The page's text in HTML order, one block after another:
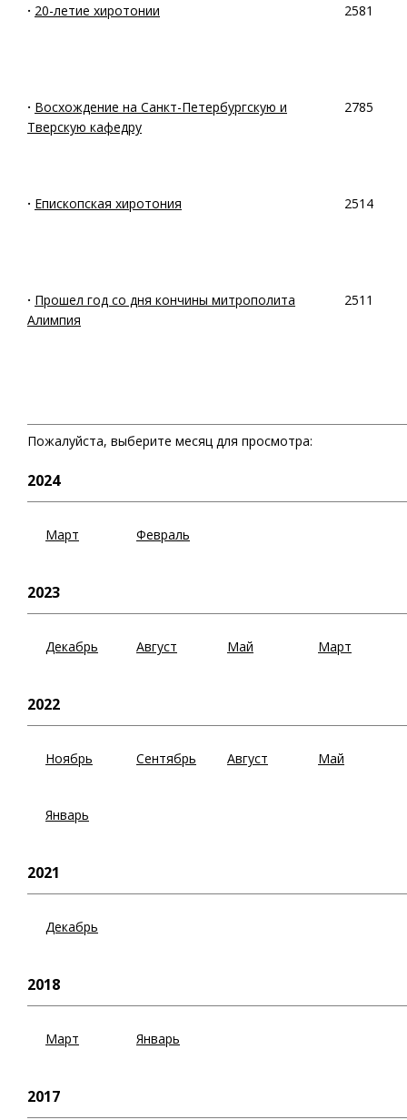
· 20-летие хиротонии 2581
· Восхождение на Санкт-Петербургскую и
Тверскую кафедру
2785
· Епископская хиротония 2514
· Прошел год со дня кончины митрополита
Алимпия
2511
Пожалуйста, выберите месяц для просмотра:
2024
Март Февраль
2023
Декабрь Август Май Март
2022
Ноябрь Сентябрь Август Май
Январь
2021
Декабрь
2018
Март Январь
2017